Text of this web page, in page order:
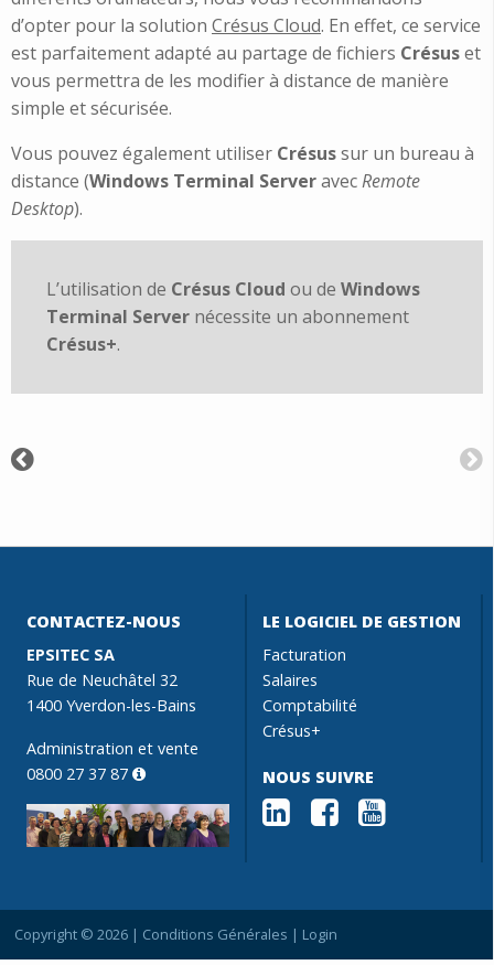
d’opter pour la solution Crésus Cloud. En effet, ce service
est parfaitement adapté au partage de fichiers Crésuset
vous permettra de les modifier à distance de manière
simple et sécurisée.
Vous pouvez également utiliser Crésussur un bureau à
distance (Windows Terminal ServeravecRemote
Desktop).
L’utilisation de Crésus Cloud ou de Windows
Terminal Server nécessite un abonnement
Crésus+.
CONTACTEZ-NOUS
EPSITEC SA
Rue de Neuchâtel 32
1400 Yverdon-les-Bains
Administration et vente
0800 27 37 87
LE LOGICIEL DE GESTION
Facturation
Salaires
Comptabilité
Crésus+
NOUS SUIVRE
Copyright © 2026 | Conditions Générales | Login